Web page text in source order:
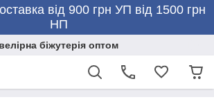
від 900 грн УП від 1500 грн
НП
біжутерія оптом